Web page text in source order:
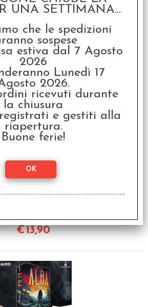
Fantasy Vol.2 -
alla Montagna
Infuocata
€16,90
€13,90
UNA SETTIMANA...
che le spedizioni
sospese
estiva dal 7 Agosto
2026
Lunedì 17
2026.
ricevuti durante
la chiusura
e gestiti alla
riapertura.
Buone ferie!